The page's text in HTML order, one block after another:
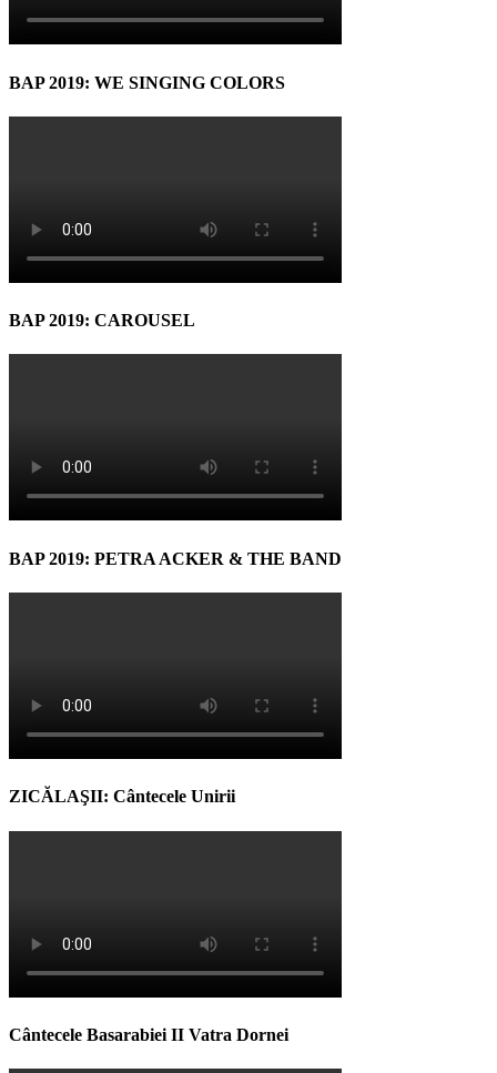
BAP 2019: WE SINGING COLORS
BAP 2019: CAROUSEL
BAP 2019: PETRA ACKER & THE BAND
ZICĂLAŞII: Cântecele Unirii
Cântecele Basarabiei II Vatra Dornei